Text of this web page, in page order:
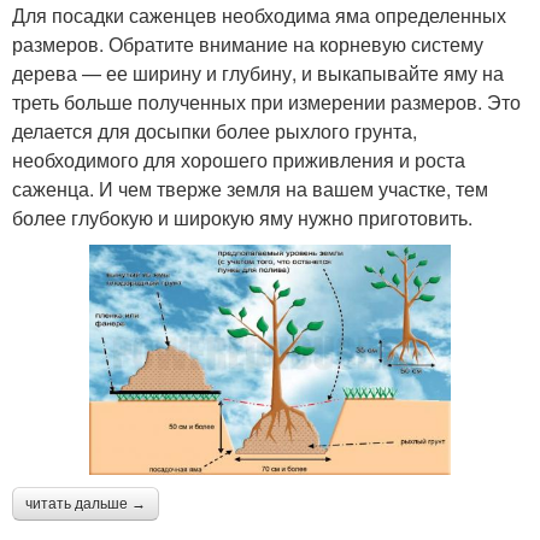
Для посадки саженцев необходима яма определенных
размеров. Обратите внимание на корневую систему
дерева — ее ширину и глубину, и выкапывайте яму на
треть больше полученных при измерении размеров. Это
делается для досыпки более рыхлого грунта,
необходимого для хорошего приживления и роста
саженца. И чем тверже земля на вашем участке, тем
более глубокую и широкую яму нужно приготовить.
читать дальше →